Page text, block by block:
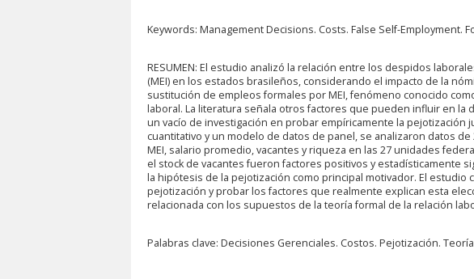
Keywords: Management Decisions. Costs. False Self-Employment.
RESUMEN: El estudio analizó la relación entre los despidos
(MEI) en los estados brasileños, considerando el impacto de la
sustitución de empleos formales por MEI, fenómeno conocido
laboral. La literatura señala otros factores que pueden influir en
un vacío de investigación en probar empíricamente la
cuantitativo y un modelo de datos de panel, se analizaron datos
MEI, salario promedio, vacantes y riqueza en las 27 unidades
el stock de vacantes fueron factores positivos y estadísticamente
la hipótesis de la pejotización como principal motivador. El
pejotización y probar los factores que realmente explican esta
relacionada con los supuestos de la teoría formal de la relación
Palabras clave: Decisiones Gerenciales. Costos. Pejotización.